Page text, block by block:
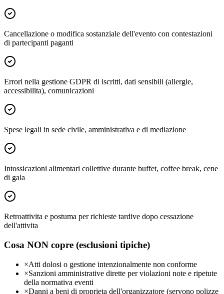
Cancellazione o modifica sostanziale dell'evento con contestazioni
di partecipanti paganti
Errori nella gestione GDPR di iscritti, dati sensibili (allergie,
accessibilita), comunicazioni
Spese legali in sede civile, amministrativa e di mediazione
Intossicazioni alimentari collettive durante buffet, coffee break, cene
di gala
Retroattivita e postuma per richieste tardive dopo cessazione
dell'attivita
Cosa NON copre (esclusioni tipiche)
×Atti dolosi o gestione intenzionalmente non conforme
×Sanzioni amministrative dirette per violazioni note e ripetute
della normativa eventi
×Danni a beni di proprieta dell'organizzatore (servono polizze